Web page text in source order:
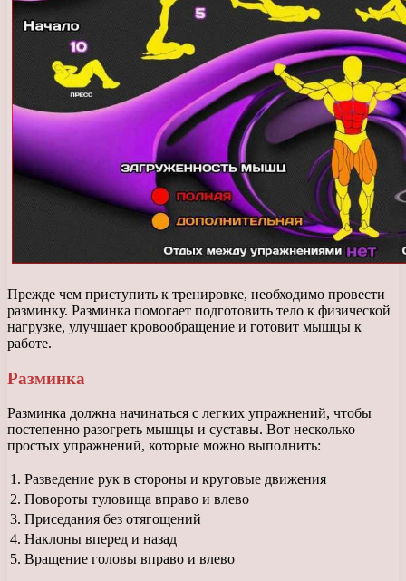
Прежде чем приступить к тренировке, необходимо провести
разминку. Разминка помогает подготовить тело к физической
нагрузке, улучшает кровообращение и готовит мышцы к
работе.
Разминка
Разминка должна начинаться с легких упражнений, чтобы
постепенно разогреть мышцы и суставы. Вот несколько
простых упражнений, которые можно выполнить:
1. Разведение рук в стороны и круговые движения
2. Повороты туловища вправо и влево
3. Приседания без отягощений
4. Наклоны вперед и назад
5. Вращение головы вправо и влево